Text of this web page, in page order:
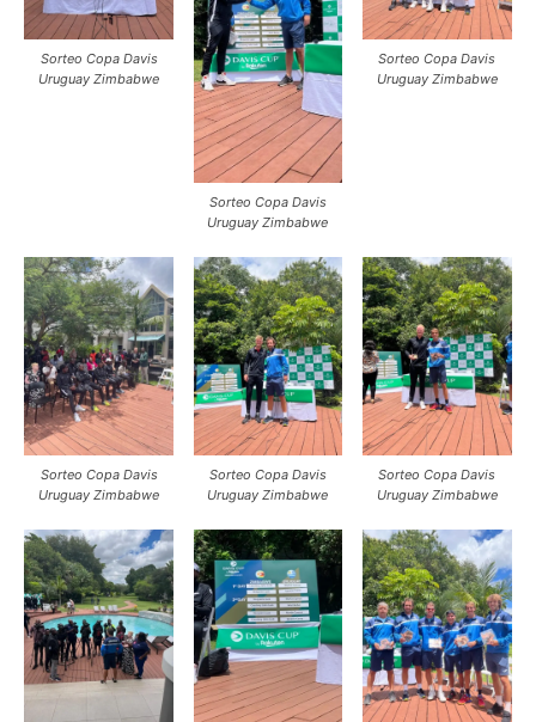
Sorteo Copa Davis
Uruguay Zimbabwe
Sorteo Copa Davis
Uruguay Zimbabwe
Sorteo Copa Davis
Uruguay Zimbabwe
Sorteo Copa Davis
Uruguay Zimbabwe
Sorteo Copa Davis
Uruguay Zimbabwe
Sorteo Copa Davis
Uruguay Zimbabwe